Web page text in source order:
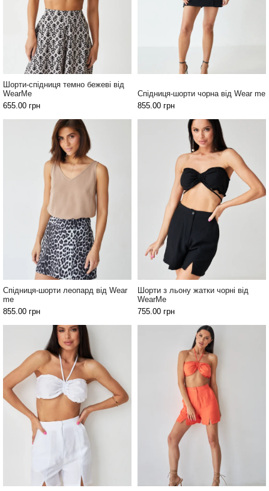
Шорти-спідниця темно бежеві від
WearMe
655.00 грн
Спідниця-шорти чорна від Wear me
855.00 грн
Спідниця-шорти леопард від Wear
me
855.00 грн
Шорти з льону жатки чорні від
WearMe
755.00 грн